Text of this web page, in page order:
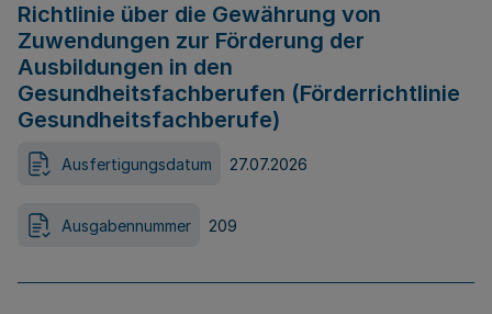
Richtlinie über die Gewährung von
Zuwendungen zur Förderung der
Ausbildungen in den
Gesundheitsfachberufen (Förderrichtlinie
Gesundheitsfachberufe)
Ausfertigungsdatum 27.07.2026
Ausgabennummer 209